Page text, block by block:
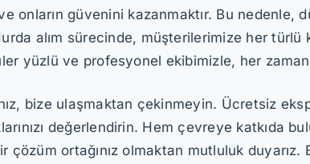
onların güvenini kazanmaktır. Bu nedenle,
alım sürecinde, müşterilerimize her türlü
yüzlü ve profesyonel ekibimizle, her zaman
bize ulaşmaktan çekinmeyin. Ücretsiz
değerlendirin. Hem çevreye katkıda
çözüm ortağınız olmaktan mutluluk